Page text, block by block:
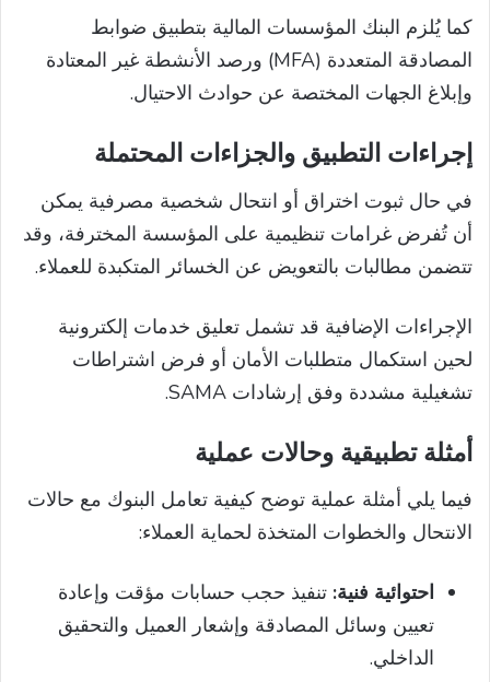
كما يُلزم البنك المؤسسات المالية بتطبيق ضوابط
المصادقة المتعددة (MFA) ورصد الأنشطة غير المعتادة
وإبلاغ الجهات المختصة عن حوادث الاحتيال.
إجراءات التطبيق والجزاءات المحتملة
في حال ثبوت اختراق أو انتحال شخصية مصرفية يمكن
أن تُفرض غرامات تنظيمية على المؤسسة المخترفة، وقد
تتضمن مطالبات بالتعويض عن الخسائر المتكبدة للعملاء.
الإجراءات الإضافية قد تشمل تعليق خدمات إلكترونية
لحين استكمال متطلبات الأمان أو فرض اشتراطات
تشغيلية مشددة وفق إرشادات SAMA.
أمثلة تطبيقية وحالات عملية
فيما يلي أمثلة عملية توضح كيفية تعامل البنوك مع حالات
الانتحال والخطوات المتخذة لحماية العملاء:
احتوائية فنية: تنفيذ حجب حسابات مؤقت وإعادة
تعيين وسائل المصادقة وإشعار العميل والتحقيق
الداخلي.